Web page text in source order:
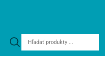
Products